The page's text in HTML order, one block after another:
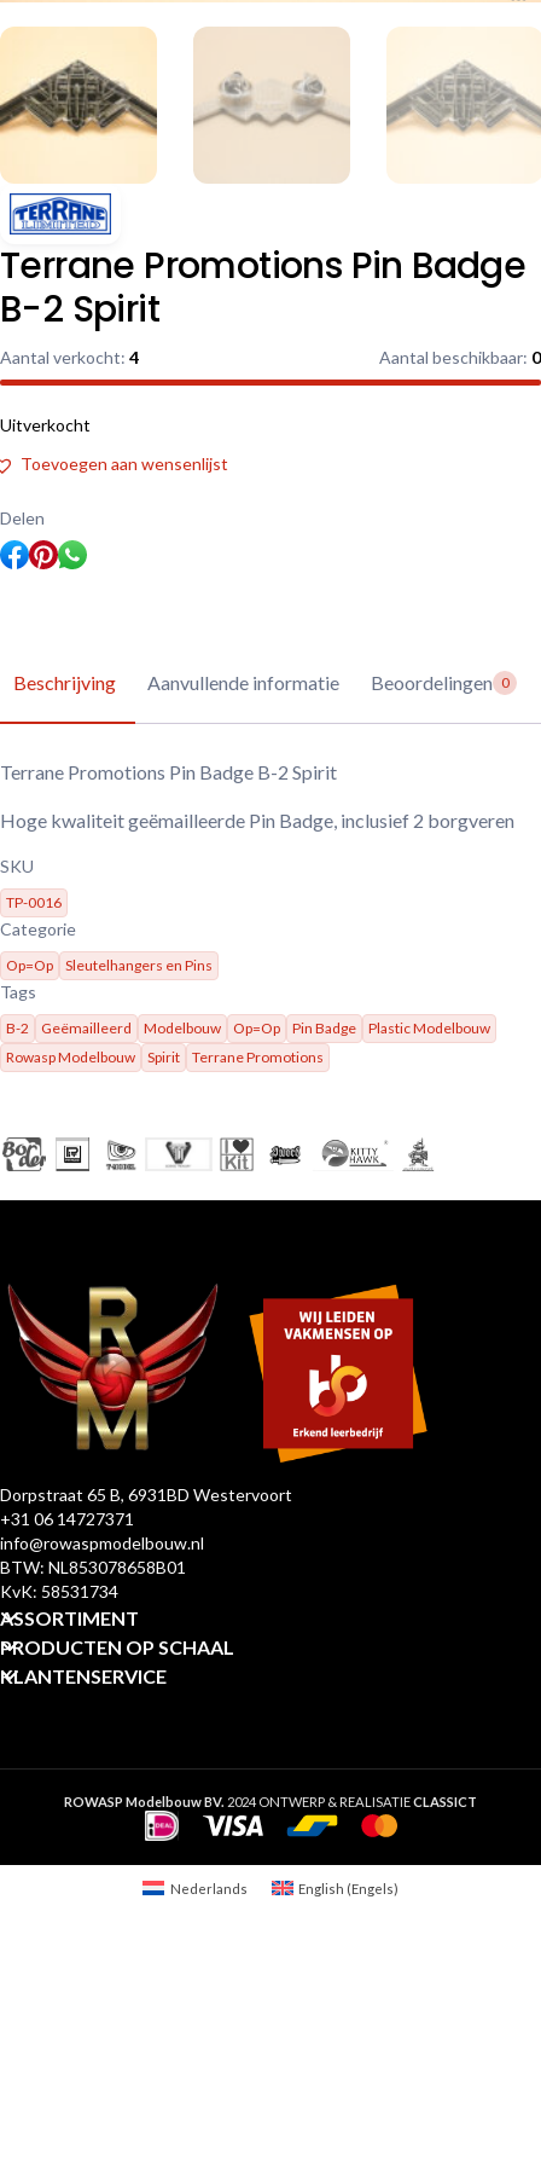
Terrane Promotions Pin Badge
B-2 Spirit
Aantal verkocht: 4 Aantal beschikbaar: 0
Uitverkocht
Toevoegen aan wensenlijst
Delen
Beschrijving Aanvullende informatie Beoordelingen 0
Terrane Promotions Pin Badge B-2 Spirit
Hoge kwaliteit geëmailleerde Pin Badge, inclusief 2 borgveren
SKU
TP-0016
Categorie
Op=Op Sleutelhangers en Pins
Tags
B-2 Geëmailleerd Modelbouw Op=Op Pin Badge
Plastic Modelbouw
Rowasp Modelbouw
Spirit Terrane Promotions
Dorpstraat 65 B, 6931BD Westervoort
+31 06 14727371
info@rowaspmodelbouw.nl
BTW: NL853078658B01
KvK: 58531734
ASSORTIMENT
PRODUCTEN OP SCHAAL
KLANTENSERVICE
ROWASP Modelbouw BV. 2024 ONTWERP & REALISATIECLASSICT
Nederlands English (Engels)